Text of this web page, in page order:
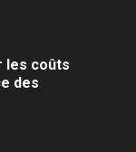
les coûts
des